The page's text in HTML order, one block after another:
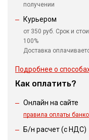
получении
Курьером
от 350 руб. Срок и
100%
Доставка
Подробнее о
Как оплатить?
Онлайн на сайте
правила оплаты
Б/н расчет (c НДС)